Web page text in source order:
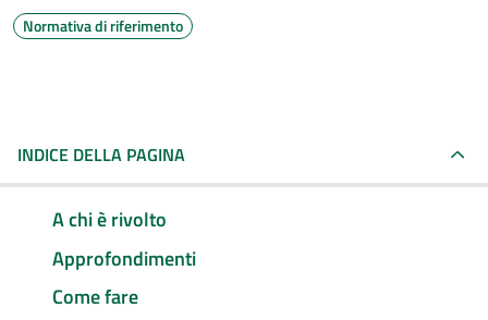
Normativa di riferimento
INDICE DELLA PAGINA
A chi è rivolto
Approfondimenti
Come fare